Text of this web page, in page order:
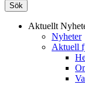
Aktuellt
Nyheter
Aktuell